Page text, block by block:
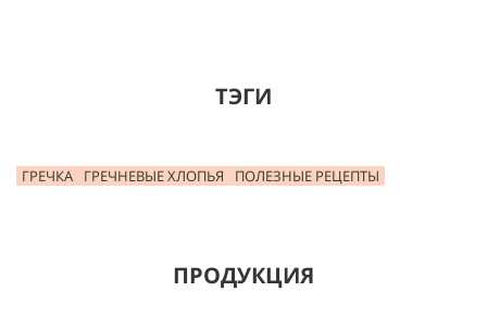
ТЭГИ
ГРЕЧКА ГРЕЧНЕВЫЕ ХЛОПЬЯ ПОЛЕЗНЫЕ РЕЦЕПТЫ
ПРОДУКЦИЯ